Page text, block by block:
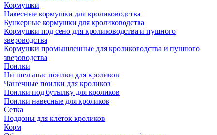
Кормушки
Навесные кормушки для кролиководства
Бункерные кормушки для кролиководства
Кормушки под сено для кролиководства и пушного
звероводства
Кормушки промышленные для кролиководства и пушного
звероводства
Поилки
Ниппельные поилки для кроликов
Чашечные поилки для кроликов
Поилки под бутылку для кроликов
Поилки навесные для кроликов
Сетка
Поддоны для клеток кроликов
Корм